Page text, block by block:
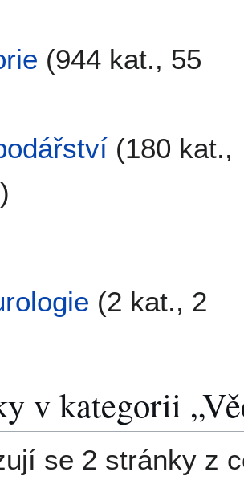
(944 kat., 55
(180 kat.,
(2 kat., 2
v kategorii
se 2 stránky z